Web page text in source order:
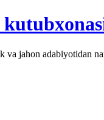
va jahon adabiyotidan